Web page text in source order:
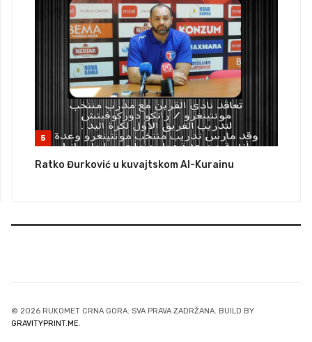
5
Ratko Đurković u kuvajtskom Al-Kurainu
© 2026 RUKOMET CRNA GORA. SVA PRAVA ZADRŽANA. BUILD BY
GRAVITYPRINT.ME.